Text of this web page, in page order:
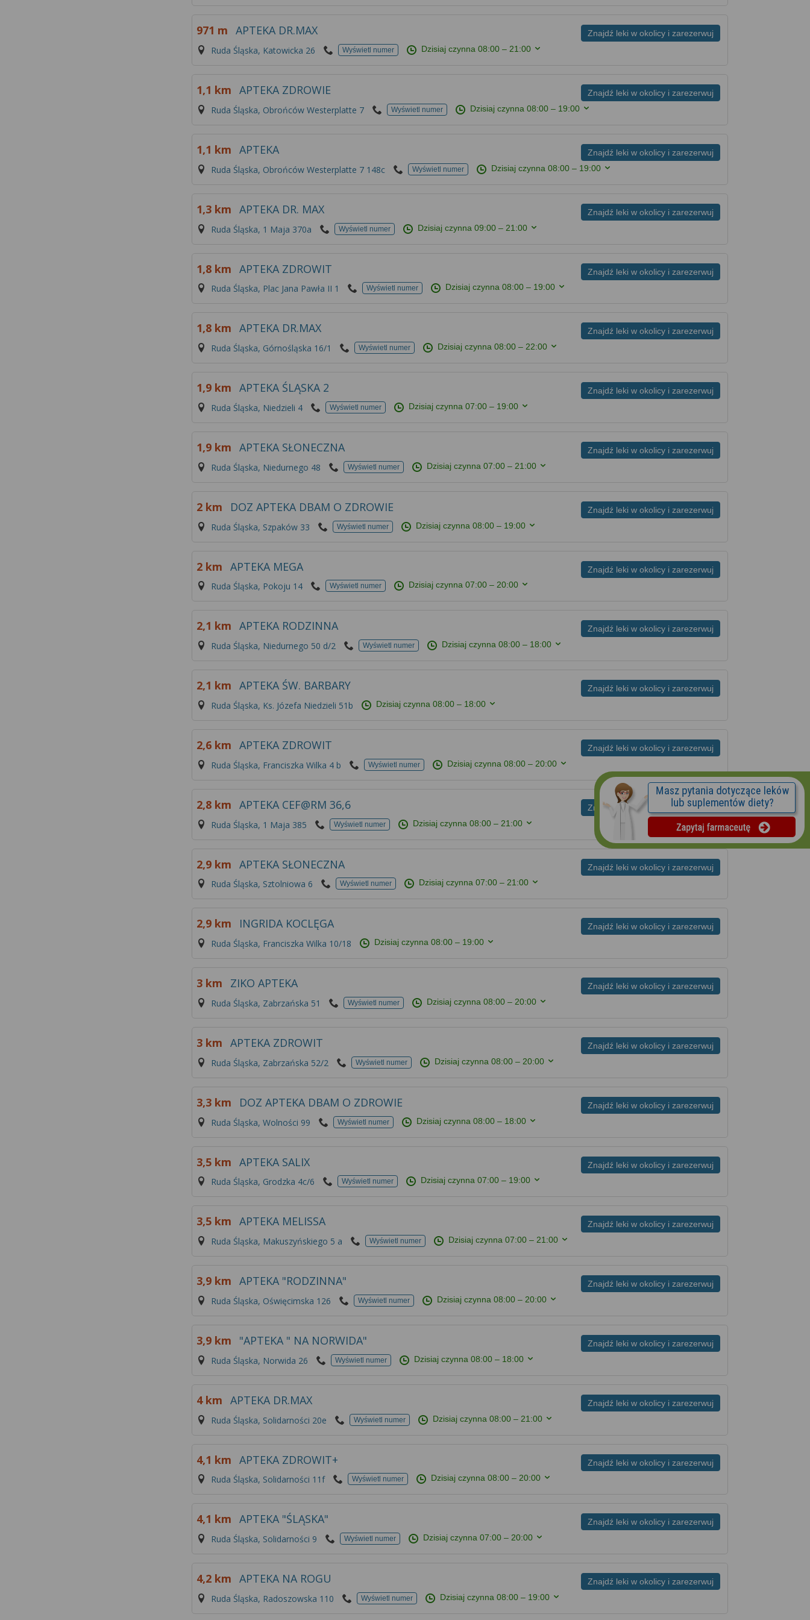
Znajdź leki w okolicy i zarezerwuj
971 m APTEKA DR.MAX
Ruda Śląska, Katowicka 26 Wyświetl numer Dzisiaj czynna08:00 – 21:00
Znajdź leki w okolicy i zarezerwuj
1,1 km APTEKA ZDROWIE
Ruda Śląska, Obrońców Westerplatte 7 Wyświetl numer Dzisiaj czynna08:00 – 19:00
Znajdź leki w okolicy i zarezerwuj
1,1 km APTEKA
Ruda Śląska, Obrońców Westerplatte 7 148c Wyświetl numer Dzisiaj czynna08:00 – 19:00
Znajdź leki w okolicy i zarezerwuj
1,3 km APTEKA DR. MAX
Ruda Śląska, 1 Maja 370a Wyświetl numer Dzisiaj czynna09:00 – 21:00
Znajdź leki w okolicy i zarezerwuj
1,8 km APTEKA ZDROWIT
Ruda Śląska, Plac Jana Pawła II 1 Wyświetl numer Dzisiaj czynna08:00 – 19:00
Znajdź leki w okolicy i zarezerwuj
1,8 km APTEKA DR.MAX
Ruda Śląska, Górnośląska 16/1 Wyświetl numer Dzisiaj czynna08:00 – 22:00
Znajdź leki w okolicy i zarezerwuj
1,9 km APTEKA ŚLĄSKA 2
Ruda Śląska, Niedzieli 4 Wyświetl numer Dzisiaj czynna07:00 – 19:00
Znajdź leki w okolicy i zarezerwuj
1,9 km APTEKA SŁONECZNA
Ruda Śląska, Niedurnego 48 Wyświetl numer Dzisiaj czynna07:00 – 21:00
Znajdź leki w okolicy i zarezerwuj
2 km DOZ APTEKA DBAM O ZDROWIE
Ruda Śląska, Szpaków 33 Wyświetl numer Dzisiaj czynna08:00 – 19:00
Znajdź leki w okolicy i zarezerwuj
2 km APTEKA MEGA
Ruda Śląska, Pokoju 14 Wyświetl numer Dzisiaj czynna07:00 – 20:00
Znajdź leki w okolicy i zarezerwuj
2,1 km APTEKA RODZINNA
Ruda Śląska, Niedurnego 50 d/2 Wyświetl numer Dzisiaj czynna08:00 – 18:00
Znajdź leki w okolicy i zarezerwuj
2,1 km APTEKA ŚW. BARBARY
Ruda Śląska, Ks. Józefa Niedzieli 51b Dzisiaj czynna08:00 – 18:00
Znajdź leki w okolicy i zarezerwuj
2,6 km APTEKA ZDROWIT
Ruda Śląska, Franciszka Wilka 4 b Wyświetl numer Dzisiaj czynna08:00 – 20:00
Znajdź leki w okolicy i zarezerwuj
2,8 km APTEKA CEF@RM 36,6
Ruda Śląska, 1 Maja 385 Wyświetl numer Dzisiaj czynna08:00 – 21:00
Znajdź leki w okolicy i zarezerwuj
2,9 km APTEKA SŁONECZNA
Ruda Śląska, Sztolniowa 6 Wyświetl numer Dzisiaj czynna07:00 – 21:00
Znajdź leki w okolicy i zarezerwuj
2,9 km INGRIDA KOCLĘGA
Ruda Śląska, Franciszka Wilka 10/18 Dzisiaj czynna08:00 – 19:00
Znajdź leki w okolicy i zarezerwuj
3 km ZIKO APTEKA
Ruda Śląska, Zabrzańska 51 Wyświetl numer Dzisiaj czynna08:00 – 20:00
Znajdź leki w okolicy i zarezerwuj
3 km APTEKA ZDROWIT
Ruda Śląska, Zabrzańska 52/2 Wyświetl numer Dzisiaj czynna08:00 – 20:00
Znajdź leki w okolicy i zarezerwuj
3,3 km DOZ APTEKA DBAM O ZDROWIE
Ruda Śląska, Wolności 99 Wyświetl numer Dzisiaj czynna08:00 – 18:00
Znajdź leki w okolicy i zarezerwuj
3,5 km APTEKA SALIX
Ruda Śląska, Grodzka 4c/6 Wyświetl numer Dzisiaj czynna07:00 – 19:00
Znajdź leki w okolicy i zarezerwuj
3,5 km APTEKA MELISSA
Ruda Śląska, Makuszyńskiego 5 a Wyświetl numer Dzisiaj czynna07:00 – 21:00
Znajdź leki w okolicy i zarezerwuj
3,9 km APTEKA "RODZINNA"
Ruda Śląska, Oświęcimska 126 Wyświetl numer Dzisiaj czynna08:00 – 20:00
Znajdź leki w okolicy i zarezerwuj
3,9 km "APTEKA " NA NORWIDA"
Ruda Śląska, Norwida 26 Wyświetl numer Dzisiaj czynna08:00 – 18:00
Znajdź leki w okolicy i zarezerwuj
4 km APTEKA DR.MAX
Ruda Śląska, Solidarności 20e Wyświetl numer Dzisiaj czynna08:00 – 21:00
Znajdź leki w okolicy i zarezerwuj
4,1 km APTEKA ZDROWIT+
Ruda Śląska, Solidarności 11f Wyświetl numer Dzisiaj czynna08:00 – 20:00
Znajdź leki w okolicy i zarezerwuj
4,1 km APTEKA "ŚLĄSKA"
Ruda Śląska, Solidarności 9 Wyświetl numer Dzisiaj czynna07:00 – 20:00
Znajdź leki w okolicy i zarezerwuj
4,2 km APTEKA NA ROGU
Ruda Śląska, Radoszowska 110 Wyświetl numer Dzisiaj czynna08:00 – 19:00